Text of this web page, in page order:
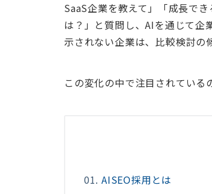
SaaS企業を教えて」「成長で
は？」と質問し、AIを通じて企
示されない企業は、比較検討の
この変化の中で注目されている
AISEO採用とは